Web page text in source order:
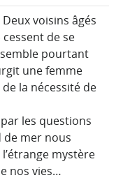
voisins âgés
de se
pourtant
une femme
de la nécessité de
les questions
de mer nous
mystère
nos vies…